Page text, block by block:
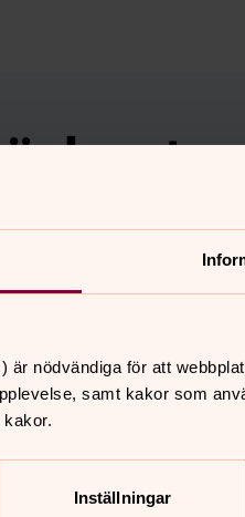
är nödvändiga för att
samt kakor som
Inställningar
ljudet av krig och
du vara med och